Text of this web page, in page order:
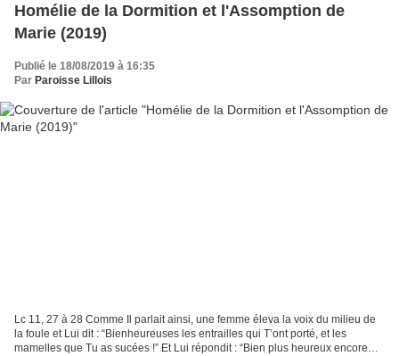
Homélie de la Dormition et l'Assomption de
Marie (2019)
Publié le 18/08/2019 à 16:35
Par Paroisse Lillois
Lc 11, 27 à 28 Comme Il parlait ainsi, une femme éleva la voix du milieu de
la foule et Lui dit : “Bienheureuses les entrailles qui T’ont porté, et les
mamelles que Tu as sucées !” Et Lui répondit : “Bien plus heureux encore